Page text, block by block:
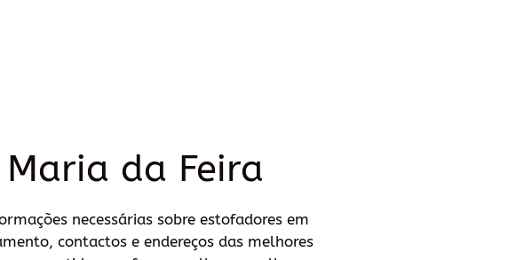
da Feira
necessárias sobre estofadores em
contactos e endereços das melhores